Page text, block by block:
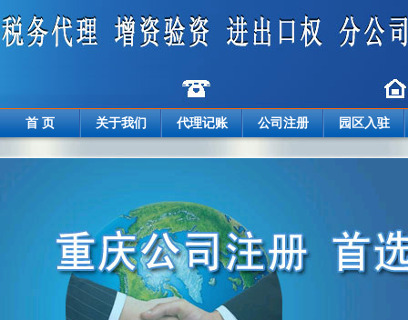
首 页 关于我们 代理记账 公司注册 园区入驻